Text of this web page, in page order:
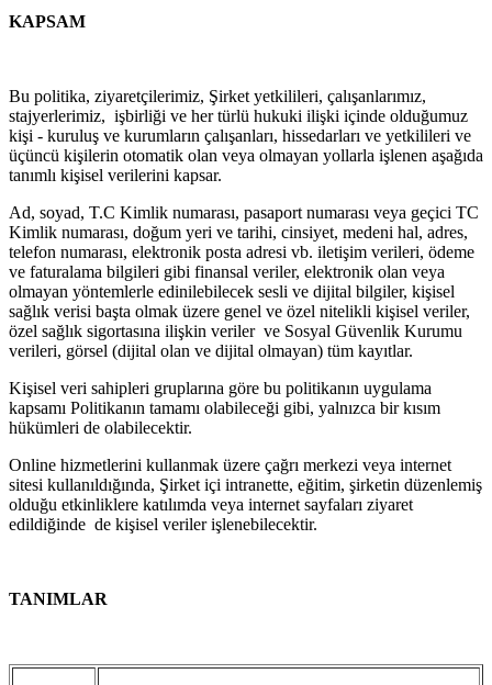
KAPSAM
Bu politika, ziyaretçilerimiz, Şirket yetkilileri, çalışanlarımız,
stajyerlerimiz, işbirliği ve her türlü hukuki ilişki içinde olduğumuz
kişi - kuruluş ve kurumların çalışanları, hissedarları ve yetkilileri ve
üçüncü kişilerin otomatik olan veya olmayan yollarla işlenen aşağıda
tanımlı kişisel verilerini kapsar.
Ad, soyad, T.C Kimlik numarası, pasaport numarası veya geçici TC
Kimlik numarası, doğum yeri ve tarihi, cinsiyet, medeni hal, adres,
telefon numarası, elektronik posta adresi vb. iletişim verileri, ödeme
ve faturalama bilgileri gibi finansal veriler, elektronik olan veya
olmayan yöntemlerle edinilebilecek sesli ve dijital bilgiler, kişisel
sağlık verisi başta olmak üzere genel ve özel nitelikli kişisel veriler,
özel sağlık sigortasına ilişkin veriler ve Sosyal Güvenlik Kurumu
verileri, görsel (dijital olan ve dijital olmayan) tüm kayıtlar.
Kişisel veri sahipleri gruplarına göre bu politikanın uygulama
kapsamı Politikanın tamamı olabileceği gibi, yalnızca bir kısım
hükümleri de olabilecektir.
Online hizmetlerini kullanmak üzere çağrı merkezi veya internet
sitesi kullanıldığında, Şirket içi intranette, eğitim, şirketin düzenlemiş
olduğu etkinliklere katılımda veya internet sayfaları ziyaret
edildiğinde de kişisel veriler işlenebilecektir.
TANIMLAR